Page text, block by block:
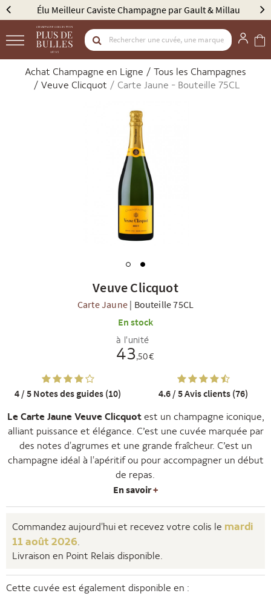
NOS COFFRETS DÉCOUVERTES NOS MEILLEURES VENTES
Élu Meilleur Caviste Champagne par Gault & Millau
Achat Champagne en Ligne
Tous les Champagnes
Veuve Clicquot
Carte Jaune - Bouteille 75CL
Veuve Clicquot
Carte Jaune| Bouteille 75CL
En stock
Le Carte Jaune Veuve Clicquotest un champagne iconique,
alliant puissance et élégance. C’est une cuvée marquée par
des notes d'agrumes et une grande fraîcheur. C’est un
champagne idéal à l'apéritif ou pour accompagner un début
de repas.
En savoir+
à l'unité
43,50 €
4 / 5 Notes des guides (10) 4.6 / 5Avis clients (76)
Commandez aujourd'hui et recevez votre colis le mardi
11 août 2026.
Livraison en Point Relais disponible.
Cette cuvée est également disponible en :